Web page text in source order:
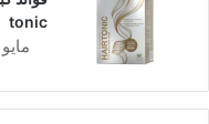
tonic
مايو 6, 2022